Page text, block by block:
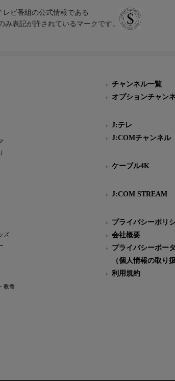
レビ番組の公式情報である
み表記が許されているマークです。
ズ
教養
チャンネル一覧
オプションチャン
J:テレ
J:COMチャンネル
ケーブル4K
J:COM STREAM
プライバシーポリ
会社概要
プライバシーポー
（個人情報の取り
利用規約